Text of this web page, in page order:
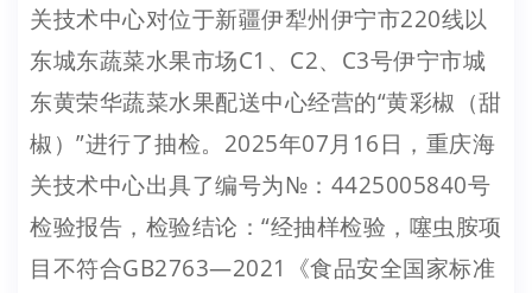
关技术中心对位于新疆伊犁州伊宁市220线以
东城东蔬菜水果市场C1、C2、C3号伊宁市城
东黄荣华蔬菜水果配送中心经营的“黄彩椒（甜
椒）”进行了抽检。2025年07月16日，重庆海
关技术中心出具了编号为№：4425005840号
检验报告，检验结论：“经抽样检验，噻虫胺项
目不符合GB2763—2021《食品安全国家标准